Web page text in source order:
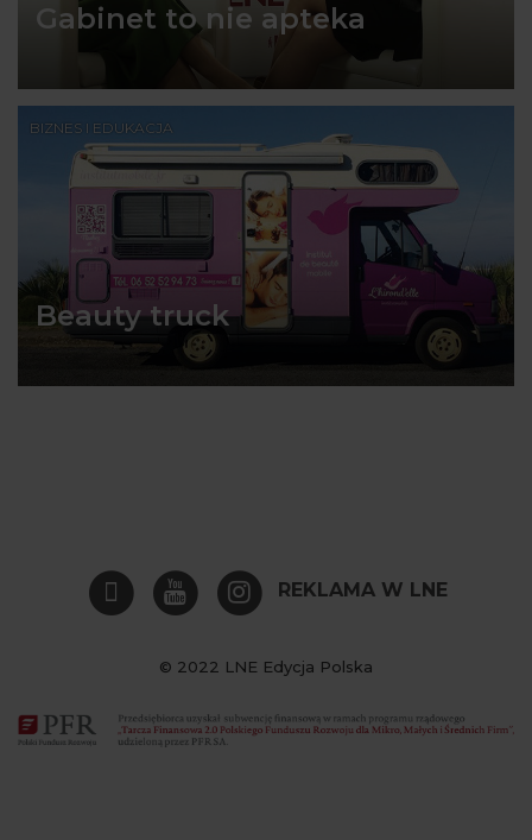
Gabinet to nie apteka
BIZNES I EDUKACJA
Beauty truck
REKLAMA W LNE
© 2022 LNE Edycja Polska